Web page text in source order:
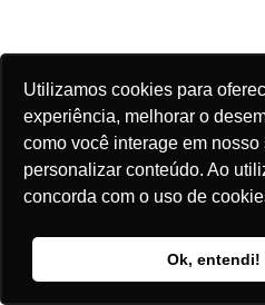
Utilizamos cookies para
experiência, melhorar o
como você interage em nosso
personalizar conteúdo. Ao
concorda com o uso de
Ok, entendi!